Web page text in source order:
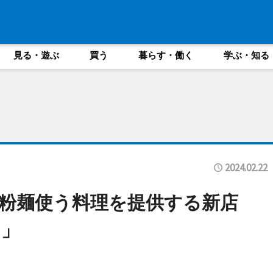
見る・遊ぶ 買う 暮らす・働く 学ぶ・知る
2024.02.22
麺使う料理を提供する新店